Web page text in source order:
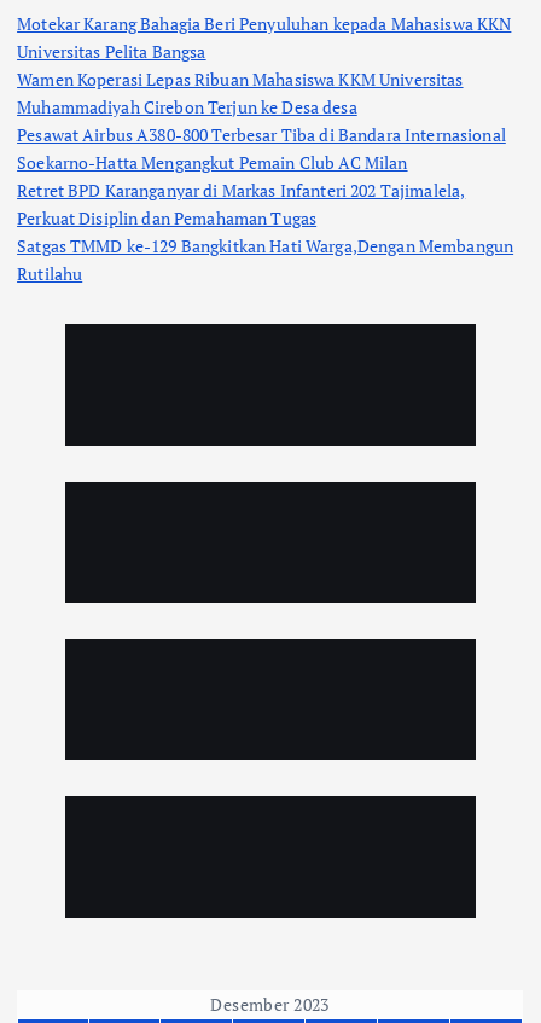
Motekar Karang Bahagia Beri Penyuluhan kepada Mahasiswa KKN
Universitas Pelita Bangsa
Wamen Koperasi Lepas Ribuan Mahasiswa KKM Universitas
Muhammadiyah Cirebon Terjun ke Desa desa
Pesawat Airbus A380-800 Terbesar Tiba di Bandara Internasional
Soekarno-Hatta Mengangkut Pemain Club AC Milan
Retret BPD Karanganyar di Markas Infanteri 202 Tajimalela,
Perkuat Disiplin dan Pemahaman Tugas
Satgas TMMD ke-129 Bangkitkan Hati Warga,Dengan Membangun
Rutilahu
Desember 2023